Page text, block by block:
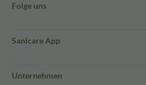
Folge uns
Sanicare App
Unternehmen